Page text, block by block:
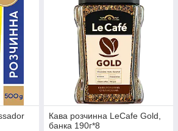
Кава розчинна LeCafe Gold,
банка 190г*8